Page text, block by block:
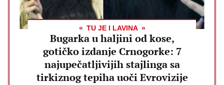
TU JE I LAVINA
Bugarka u haljini od kose,
gotičko izdanje Crnogorke: 7
najupečatljivijih stajlinga sa
tirkiznog tepiha uoči Evrovizije